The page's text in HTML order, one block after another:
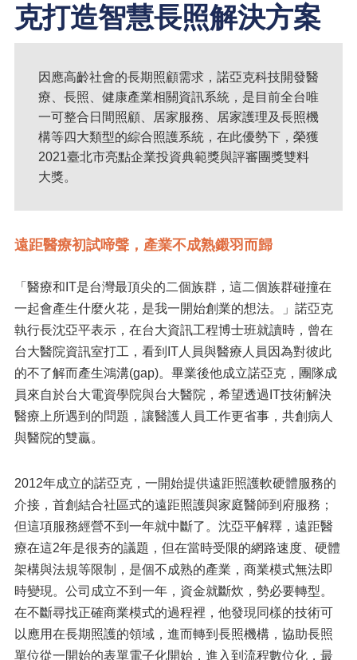
克打造智慧長照解決方案
因應高齡社會的長期照顧需求，諾亞克科技開發醫
療、長照、健康產業相關資訊系統，是目前全台唯
一可整合日間照顧、居家服務、居家護理及長照機
構等四大類型的綜合照護系統，在此優勢下，榮獲
2021臺北市亮點企業投資典範獎與評審團獎雙料
大獎。
遠距醫療初試啼聲，產業不成熟鎩羽而歸
「醫療和IT是台灣最頂尖的二個族群，這二個族群碰撞在
一起會產生什麼火花，是我一開始創業的想法。」諾亞克
執行長沈亞平表示，在台大資訊工程博士班就讀時，曾在
台大醫院資訊室打工，看到IT人員與醫療人員因為對彼此
的不了解而產生鴻溝(gap)。畢業後他成立諾亞克，團隊成
員來自於台大電資學院與台大醫院，希望透過IT技術解決
醫療上所遇到的問題，讓醫護人員工作更省事，共創病人
與醫院的雙贏。
2012年成立的諾亞克，一開始提供遠距照護軟硬體服務的
介接，首創結合社區式的遠距照護與家庭醫師到府服務；
但這項服務經營不到一年就中斷了。沈亞平解釋，遠距醫
療在這2年是很夯的議題，但在當時受限的網路速度、硬體
架構與法規等限制，是個不成熟的產業，商業模式無法即
時變現。公司成立不到一年，資金就斷炊，勢必要轉型。
在不斷尋找正確商業模式的過程裡，他發現同樣的技術可
以應用在長期照護的領域，進而轉到長照機構，協助長照
單位從一開始的表單電子化開始，進入到流程數位化，最